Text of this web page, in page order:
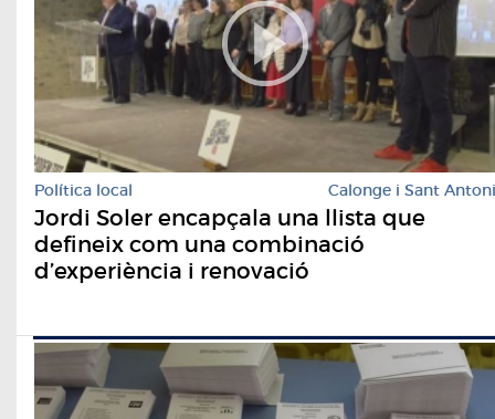
Política local Calonge i Sant Antoni
Jordi Soler encapçala una llista que
defineix com una combinació
d’experiència i renovació